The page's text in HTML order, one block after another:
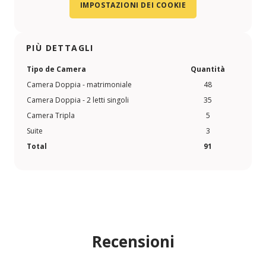
IMPOSTAZIONI DEI COOKIE
PIÙ DETTAGLI
Tipo de Camera
Quantità
Camera Doppia - matrimoniale
48
Camera Doppia - 2 letti singoli
35
Camera Tripla
5
Suite
3
Total
91
Recensioni